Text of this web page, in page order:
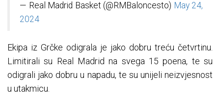
— Real Madrid Basket (@RMBaloncesto) May 24,
2024
Ekipa iz Grčke odigrala je jako dobru treću četvrtinu.
Limitirali su Real Madrid na svega 15 poena, te su
odigrali jako dobru u napadu, te su unijeli neizvjesnost
u utakmicu.